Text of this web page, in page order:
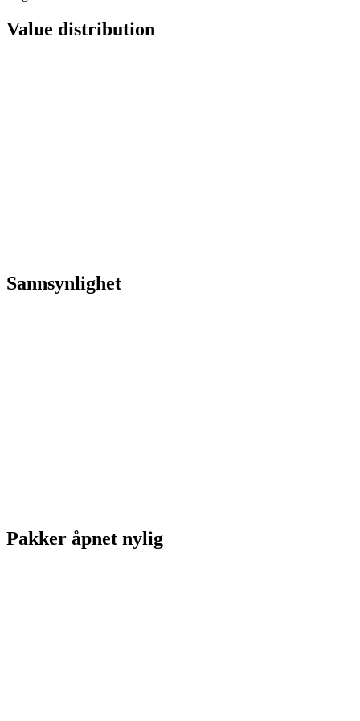
Value distribution
Sannsynlighet
Pakker åpnet nylig